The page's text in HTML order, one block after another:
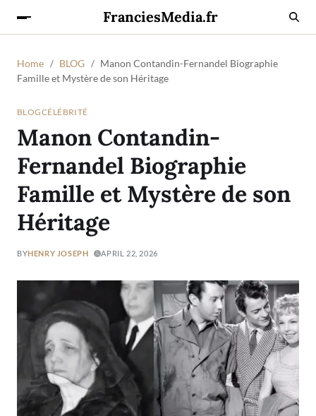
FranciesMedia.fr
Home BLOG
Manon Contandin-Fernandel Biographie
Famille et Mystère de son Héritage
BLOGCÉLÉBRITÉ
Manon Contandin-
Fernandel Biographie
Famille et Mystère de son
Héritage
BYHENRY JOSEPH APRIL 22, 2026